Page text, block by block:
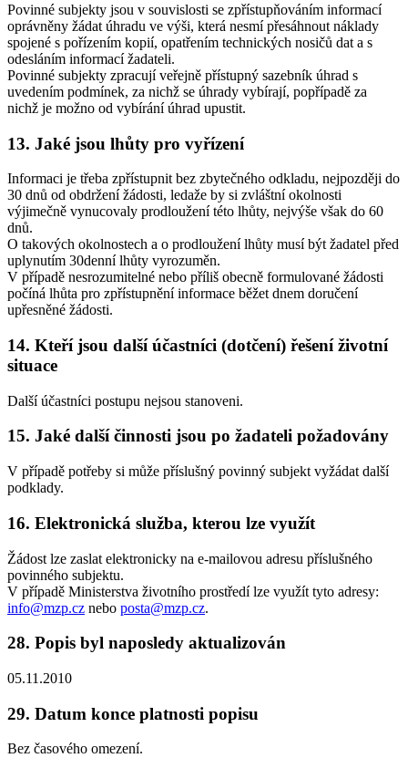
Povinné subjekty jsou v souvislosti se zpřístupňováním informací
oprávněny žádat úhradu ve výši, která nesmí přesáhnout náklady
spojené s pořízením kopií, opatřením technických nosičů dat a s
odesláním informací žadateli.
Povinné subjekty zpracují veřejně přístupný sazebník úhrad s
uvedením podmínek, za nichž se úhrady vybírají, popřípadě za
nichž je možno od vybírání úhrad upustit.
13. Jaké jsou lhůty pro vyřízení
Informaci je třeba zpřístupnit bez zbytečného odkladu, nejpozději do
30 dnů od obdržení žádosti, ledaže by si zvláštní okolnosti
výjimečně vynucovaly prodloužení této lhůty, nejvýše však do 60
dnů.
O takových okolnostech a o prodloužení lhůty musí být žadatel před
uplynutím 30denní lhůty vyrozuměn.
V případě nesrozumitelné nebo příliš obecně formulované žádosti
počíná lhůta pro zpřístupnění informace běžet dnem doručení
upřesněné žádosti.
14. Kteří jsou další účastníci (dotčení) řešení životní
situace
Další účastníci postupu nejsou stanoveni.
15. Jaké další činnosti jsou po žadateli požadovány
V případě potřeby si může příslušný povinný subjekt vyžádat další
podklady.
16. Elektronická služba, kterou lze využít
Žádost lze zaslat elektronicky na e-mailovou adresu příslušného
povinného subjektu.
V případě Ministerstva životního prostředí lze využít tyto adresy:
info@mzp.cz nebo posta@mzp.cz.
28. Popis byl naposledy aktualizován
05.11.2010
29. Datum konce platnosti popisu
Bez časového omezení.